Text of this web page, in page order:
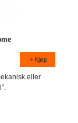
Kjøp
eller